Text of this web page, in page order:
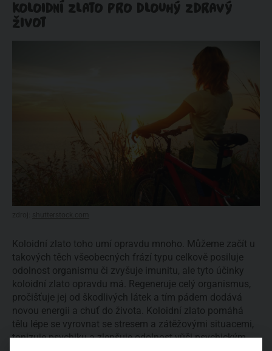
KOLOIDNÍ ZLATO PRO DLOUHÝ ZDRAVÝ
ŽIVOT
Koloidní zlato toho umí opravdu mnoho. Můžeme začít u
takových těch všeobecných frází typu celkově posiluje
odolnost organismu či zvyšuje imunitu, ale tyto účinky
koloidní zlato opravdu má. Regeneruje celý organismus,
pročišťuje jej od škodlivých látek a tím pádem dodává
novou energii a chuť do života. Koloidní zlato pomáhá
tělu lépe se vyrovnat se stresem a zátěžovými situacemi,
tonizuje psychiku a zlepšuje odolnost vůči psychickým